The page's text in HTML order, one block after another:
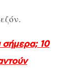
σήμερα; 10